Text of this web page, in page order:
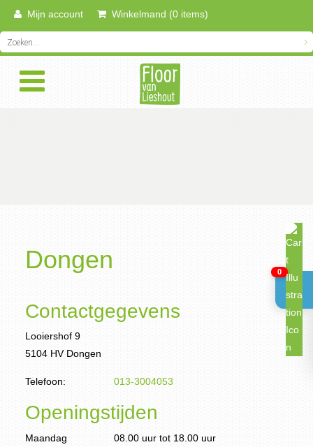
Mijn account Winkelmand (0 items)
Dongen
Contactgegevens
Looiershof 9
5104 HV Dongen
Telefoon: 013-3004053
Openingstijden
Maandag
08.00 uur tot 18.00 uur
0